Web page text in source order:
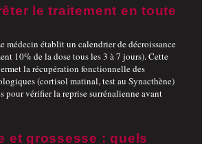
le traitement en toute
médecin établit un calendrier de décroissance
10% de la dose tous les 3 à 7 jours). Cette
la récupération fonctionnelle des
(cortisol matinal, test au Synacthène)
pour vérifier la reprise surrénalienne avant
et grossesse : quels